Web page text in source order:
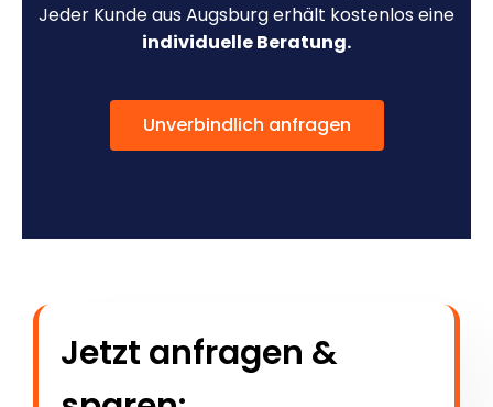
Jeder Kunde aus Augsburg erhält kostenlos eine
individuelle Beratung.
Unverbindlich anfragen
Jetzt anfragen &